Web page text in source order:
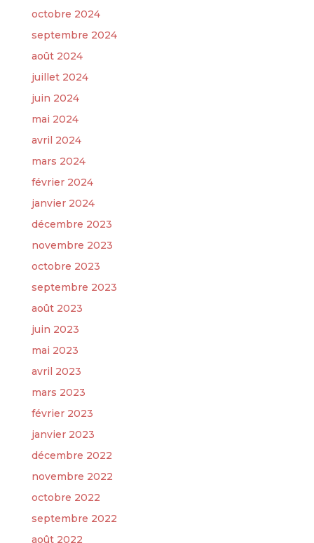
octobre 2024
septembre 2024
août 2024
juillet 2024
juin 2024
mai 2024
avril 2024
mars 2024
février 2024
janvier 2024
décembre 2023
novembre 2023
octobre 2023
septembre 2023
août 2023
juin 2023
mai 2023
avril 2023
mars 2023
février 2023
janvier 2023
décembre 2022
novembre 2022
octobre 2022
septembre 2022
août 2022